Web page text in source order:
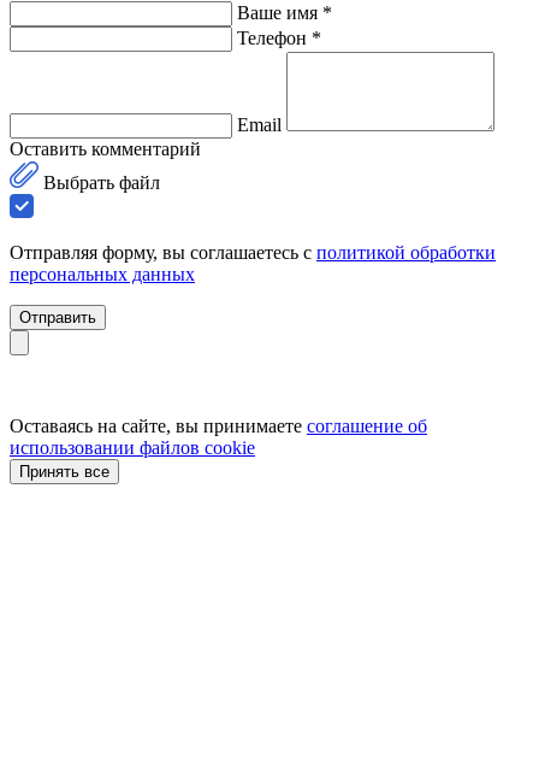
Ваше имя *
Телефон *
Email
Оставить комментарий
Выбрать файл
Отправляя форму, вы соглашаетесь с политикой обработки
персональных данных
Отправить
Оставаясь на сайте, вы принимаете соглашение об
использовании файлов cookie
Принять все